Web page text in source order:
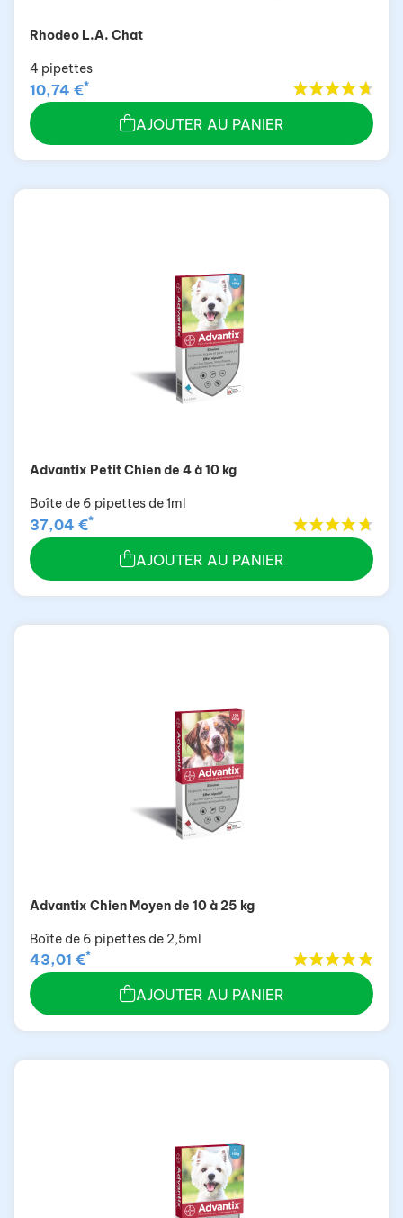
Rhodeo L.A. Chat
4 pipettes
10,74 €*
AJOUTER AU PANIER
Advantix Petit Chien de 4 à 10 kg
Boîte de 6 pipettes de 1ml
37,04 €*
AJOUTER AU PANIER
Advantix Chien Moyen de 10 à 25 kg
Boîte de 6 pipettes de 2,5ml
43,01 €*
AJOUTER AU PANIER